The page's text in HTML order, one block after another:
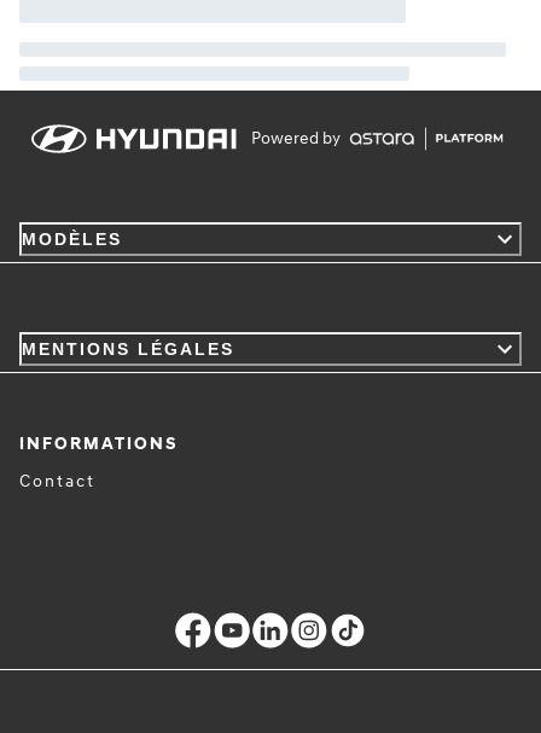
Powered by
MODÈLES
MENTIONS LÉGALES
INFORMATIONS
Contact